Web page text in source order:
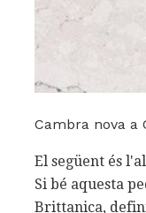
Cambra nova a
El següent és
Si bé aquesta
Brittanica,